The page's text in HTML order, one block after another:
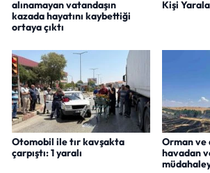
alınamayan vatandaşın
kazada hayatını kaybettiği
ortaya çıktı
Kişi
Otomobil ile tır kavşakta
çarpıştı: 1 yaralı
Orman ve
havadan